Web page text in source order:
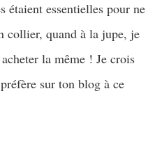
étaient essentielles pour ne
collier, quand à la jupe, je
la même ! Je crois
sur ton blog à ce